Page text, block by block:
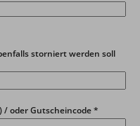
storniert werden soll
oder Gutscheincode*